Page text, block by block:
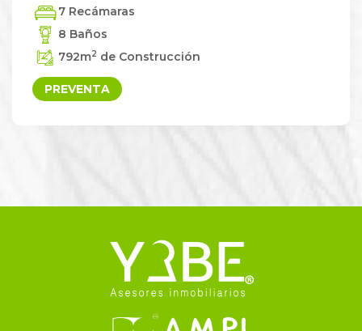
7 Recámaras
8 Baños
792m2 de Construcción
PREVENTA